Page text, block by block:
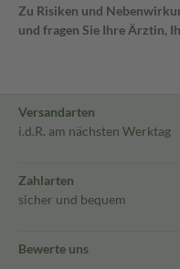
Zu Risiken und
und fragen Sie Ihre Ärztin,
Versandarten
i.d.R. am nächsten Werktag
Zahlarten
sicher und bequem
Bewerte uns